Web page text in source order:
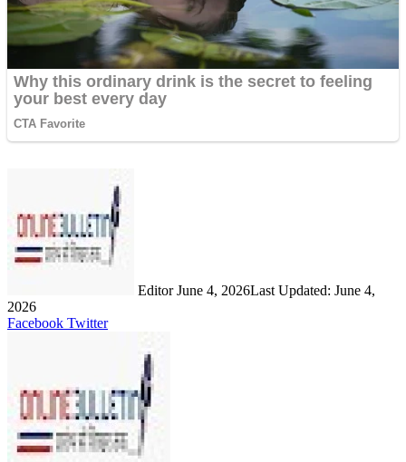
Editor June 4, 2026Last Updated: June 4,
2026
Facebook TwitterLinkedIn
Share
Print